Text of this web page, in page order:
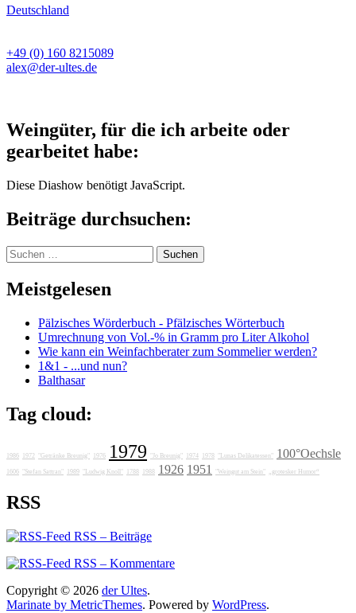
Deutschland
+49 (0) 160 8215089
alex@der-ultes.de
Weingüter, für die ich arbeite oder
gearbeitet habe:
Diese Diashow benötigt JavaScript.
Beiträge durchsuchen:
Suchen
nach:
Meistgelesen
Pälzisches Wörderbuch - Pfälzisches Wörterbuch
Umrechnung von Vol.-% in Gramm pro Liter Alkohol
Wie kann ein Weinfachberater zum Sommelier werden?
1&1 - ...und nun?
Balthasar
Tag cloud:
1986 1972 "Getränke Breunig" 1976 1979 "Jo Breunig" 1974 1978 "Lunas Delikatessen" 100°Oechsle
1606 "Stefan Sattran" 1989 "Ludwig Knoll" 1788 1988 1926 1951 "Weingut am Stein" „grotesker Humor“
RSS
RSS – Beiträge
RSS – Kommentare
Copyright © 2026 der Ultes.
Marinate by MetricThemes. Powered by WordPress.